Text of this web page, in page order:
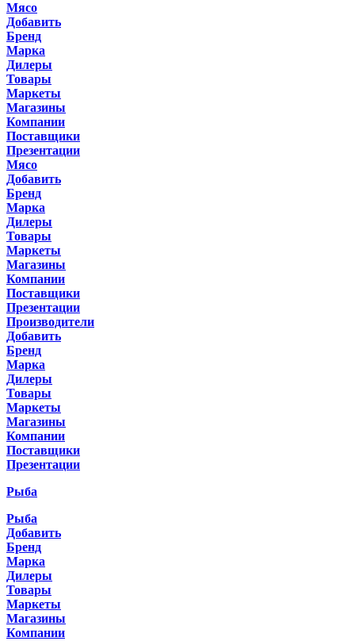
Мясо
Добавить
Бренд
Марка
Дилеры
Товары
Маркеты
Магазины
Компании
Поставщики
Презентации
Мясо
Добавить
Бренд
Марка
Дилеры
Товары
Маркеты
Магазины
Компании
Поставщики
Презентации
Производители
Добавить
Бренд
Марка
Дилеры
Товары
Маркеты
Магазины
Компании
Поставщики
Презентации
Рыба
Рыба
Добавить
Бренд
Марка
Дилеры
Товары
Маркеты
Магазины
Компании